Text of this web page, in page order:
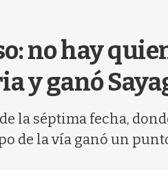
no hay
y ganó
la séptima fecha,
de la vía ganó un